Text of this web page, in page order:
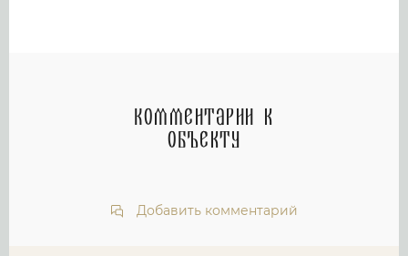
Комментарии к
объекту
Добавить комментарий